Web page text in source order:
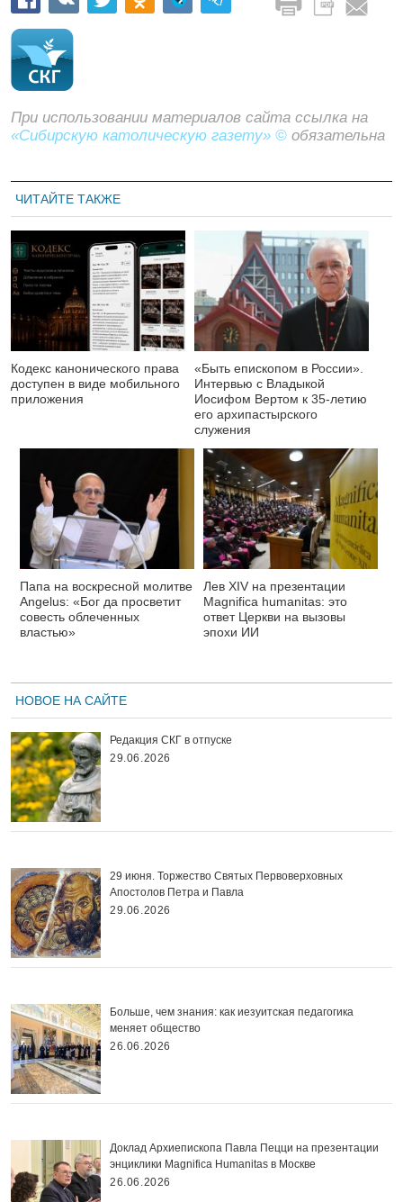
При использовании материалов сайта ссылка на
«Сибирскую католическую газету» © обязательна
ЧИТАЙТЕ ТАКЖЕ
Кодекс канонического права
доступен в виде мобильного
приложения
«Быть епископом в России».
Интервью с Владыкой
Иосифом Вертом к 35-летию
его архипастырского
служения
Папа на воскресной молитве
Angelus: «Бог да просветит
совесть облеченных
властью»
Лев XIV на презентации
Magnifica humanitas: это
ответ Церкви на вызовы
эпохи ИИ
НОВОЕ НА САЙТЕ
Редакция СКГ в отпуске
29.06.2026
29 июня. Торжество Святых Первоверховных
Апостолов Петра и Павла
29.06.2026
Больше, чем знания: как иезуитская педагогика
меняет общество
26.06.2026
Доклад Архиепископа Павла Пецци на презентации
энциклики Magnifica Нumanitas в Москве
26.06.2026